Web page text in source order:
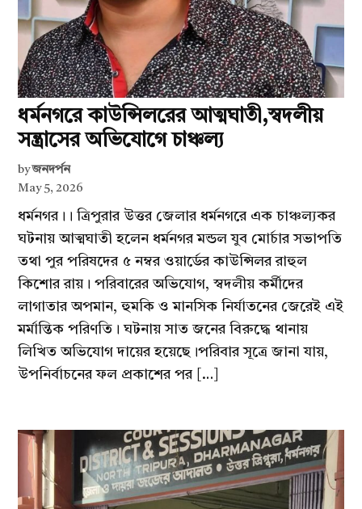
ধর্মনগরে কাউন্সিলরের আত্মঘাতী,স্বদলীয়
সন্ত্রাসের অভিযোগে চাঞ্চল্য
by জনদর্পন
May 5, 2026
ধর্মনগর।। ত্রিপুরার উত্তর জেলার ধর্মনগরে এক চাঞ্চল্যকর
ঘটনায় আত্মঘাতী হলেন ধর্মনগর মন্ডল যুব মোর্চার সভাপতি
তথা পুর পরিষদের ৫ নম্বর ওয়ার্ডের কাউন্সিলর রাহুল
কিশোর রায়। পরিবারের অভিযোগ, স্বদলীয় কর্মীদের
লাগাতার অপমান, হুমকি ও মানসিক নির্যাতনের জেরেই এই
মর্মান্তিক পরিণতি। ঘটনায় সাত জনের বিরুদ্ধে থানায়
লিখিত অভিযোগ দায়ের হয়েছে।পরিবার সূত্রে জানা যায়,
উপনির্বাচনের ফল প্রকাশের পর […]